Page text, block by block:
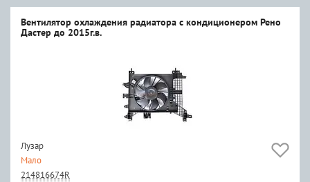
Вентилятор охлаждения радиатора с кондиционером Рено
Дастер до 2015г.в.
Лузар
Мало
214816674R